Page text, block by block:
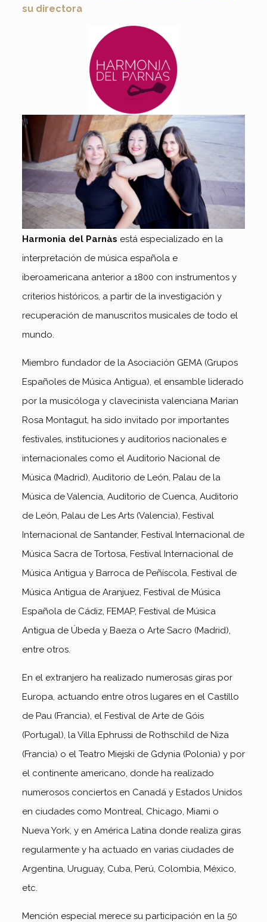
su directora
Harmonia del Parnàs está especializado en la
interpretación de música española e
iberoamericana anterior a 1800 con instrumentos y
criterios históricos, a partir de la investigación y
recuperación de manuscritos musicales de todo el
mundo.
Miembro fundador de la Asociación GEMA (Grupos
Españoles de Música Antigua), el ensamble liderado
por la musicóloga y clavecinista valenciana Marian
Rosa Montagut, ha sido invitado por importantes
festivales, instituciones y auditorios nacionales e
internacionales como el Auditorio Nacional de
Música (Madrid), Auditorio de León, Palau de la
Música de Valencia, Auditorio de Cuenca, Auditorio
de León, Palau de Les Arts (Valencia), Festival
Internacional de Santander, Festival Internacional de
Música Sacra de Tortosa, Festival Internacional de
Música Antigua y Barroca de Peñíscola, Festival de
Música Antigua de Aranjuez, Festival de Música
Española de Cádiz, FEMAP, Festival de Música
Antigua de Úbeda y Baeza o Arte Sacro (Madrid),
entre otros.
En el extranjero ha realizado numerosas giras por
Europa, actuando entre otros lugares en el Castillo
de Pau (Francia), el Festival de Arte de Góis
(Portugal), la Villa Ephrussi de Rothschild de Niza
(Francia) o el Teatro Miejski de Gdynia (Polonia) y por
el continente americano, donde ha realizado
numerosos conciertos en Canadá y Estados Unidos
en ciudades como Montreal, Chicago, Miami o
Nueva York, y en América Latina donde realiza giras
regularmente y ha actuado en varias ciudades de
Argentina, Uruguay, Cuba, Perú, Colombia, México,
etc.
Mención especial merece su participación en la 50